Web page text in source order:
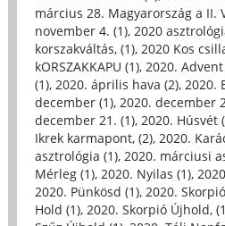
március 28. Magyarország a II.
november 4. (1), 2020
korszakváltás, (1), 2020 Kos
kORSZAKKAPU (1), 2020. Advent
(1), 2020. április hava (2), 2020.
december (1), 2020. december
december 21. (1), 2020. Húsvét
Ikrek karmapont, (2), 2020.
asztrológia (1), 2020. márciusi
Mérleg (1), 2020. Nyilas (1),
2020. Pünkösd (1), 2020.
Hold (1), 2020. Skorpió Újhold,